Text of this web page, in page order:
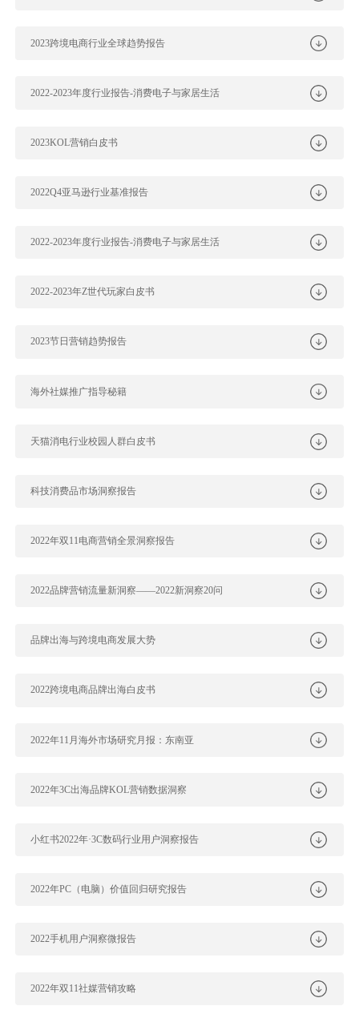
2023跨境电商行业全球趋势报告
2022-2023年度行业报告-消费电子与家居生活
2023KOL营销白皮书
2022Q4亚马逊行业基准报告
2022-2023年度行业报告-消费电子与家居生活
2022-2023年Z世代玩家白皮书
2023节日营销趋势报告
海外社媒推广指导秘籍
天猫消电行业校园人群白皮书
科技消费品市场洞察报告
2022年双11电商营销全景洞察报告
2022品牌营销流量新洞察——2022新洞察20问
品牌出海与跨境电商发展大势
2022跨境电商品牌出海白皮书
2022年11月海外市场研究月报：东南亚
2022年3C出海品牌KOL营销数据洞察
小红书2022年·3C数码行业用户洞察报告
2022年PC（电脑）价值回归研究报告
2022手机用户洞察微报告
2022年双11社媒营销攻略